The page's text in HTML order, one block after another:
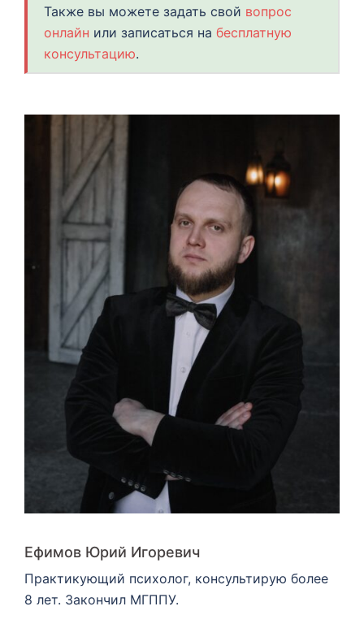
Также вы можете задать свой вопрос
онлайн или записаться на бесплатную
консультацию.
Ефимов Юрий Игоревич
Практикующий психолог, консультирую более
8 лет. Закончил МГППУ.